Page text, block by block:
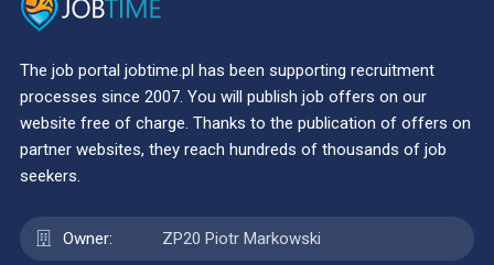
The job portal jobtime.pl has been supporting recruitment
processes since 2007. You will publish job offers on our
website free of charge. Thanks to the publication of offers on
partner websites, they reach hundreds of thousands of job
seekers.
Owner: ZP20 Piotr Markowski